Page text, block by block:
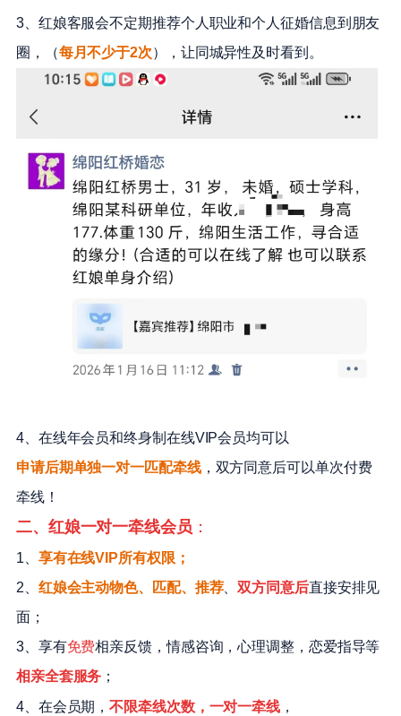
3、红娘客服会不定期推荐个人职业和个人征婚信息到朋友
圈，（每月不少于2次），让同城异性及时看到。
4、在线年会员和终身制在线VIP会员均可以
申请后期单独一对一匹配牵线，双方同意后可以单次付费
牵线！
二、红娘一对一牵线会员 ：
1、 享有在线VIP所有权限；
2、 红娘会主动物色、匹配、推荐、双方同意后直接安排见
面；
3、享有免费相亲反馈，情感咨询，心理调整，恋爱指导等
相亲全套服务 ；
4、在会员期，不限牵线次数，一对一牵线 ，